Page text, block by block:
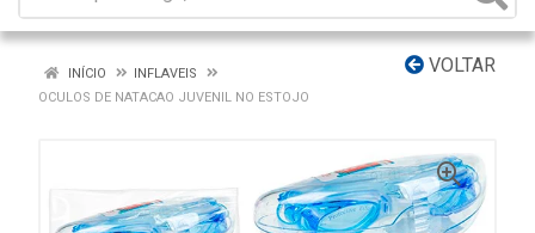
VOLTAR
INÍCIO
INFLAVEIS
OCULOS DE NATACAO JUVENIL NO ESTOJO